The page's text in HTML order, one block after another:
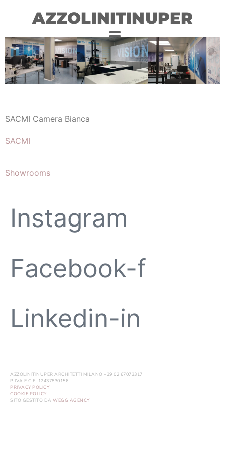
AZZOLINITINUPER
SACMI Camera Bianca
SACMI
Showrooms
Instagram
Facebook-f
Linkedin-in
AZZOLINITINUPER ARCHITETTI MILANO +39 02 67073317
P.IVA E C.F. 12437830156
PRIVACY POLICY
COOKIE POLICY
SITO GESTITO DA WEGG AGENCY